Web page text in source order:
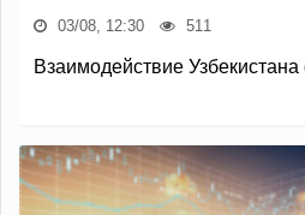
03/08, 12:30 511
Взаимодействие